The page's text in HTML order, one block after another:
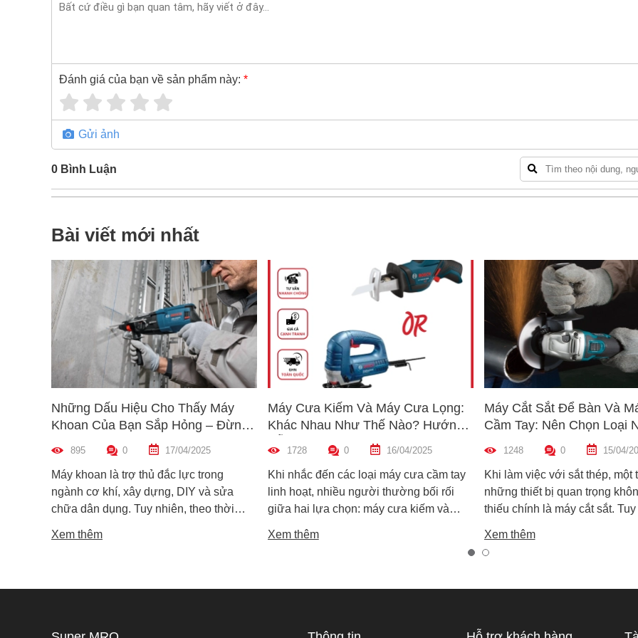
Đánh giá của bạn về sản phẩm này: *
Gửi ảnh
0 Bình Luận
Bài viết mới nhất
Những Dấu Hiệu Cho Thấy Máy
Khoan Của Bạn Sắp Hỏng – Đừng
895 0 17/04/2025
Máy khoan là trợ thủ đắc lực trong
ngành cơ khí, xây dựng, DIY và sửa
chữa dân dụng. Tuy nhiên, theo thời
xuống cấp và hư hỏng nếu không được
Xem thêm
Máy Cưa Kiếm Và Máy Cưa Lọng:
Khác Nhau Như Thế Nào? Hướng
Dẫn Chọn Máy Phù Hợp
1728 0 16/04/2025
Khi nhắc đến các loại máy cưa cầm tay
linh hoạt, nhiều người thường bối rối
giữa hai lựa chọn: máy cưa kiếm và
trong các công việc cắt gỗ, sắt, nhựa và
khác nhau như thế nào? Loại nào sẽ
Xem thêm
Máy Cắt Sắt Để Bàn Và
Cầm Tay: Nên Chọn Loại
Hợp Nhất?
1248 0 15/04/
Khi làm việc với sắt thép, một
những thiết bị quan trọng
thiếu chính là máy cắt sắt.
biến là máy cắt sắt để bàn và
sắt cầm tay, khiến nhiều
và tư vấn chọn lựa loại máy
Xem thêm